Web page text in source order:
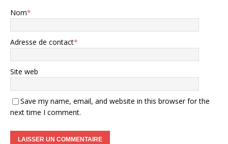
Nom*
Adresse de contact*
Site web
Save my name, email, and website in this browser for the
next time I comment.